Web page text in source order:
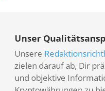
Unser
Unsere
zielen darauf ab, Dir
und objektive